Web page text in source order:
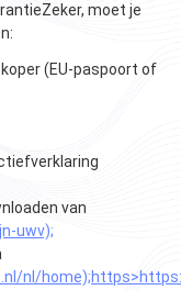
moet je
(EU-paspoort of
van
uwv);
nl/